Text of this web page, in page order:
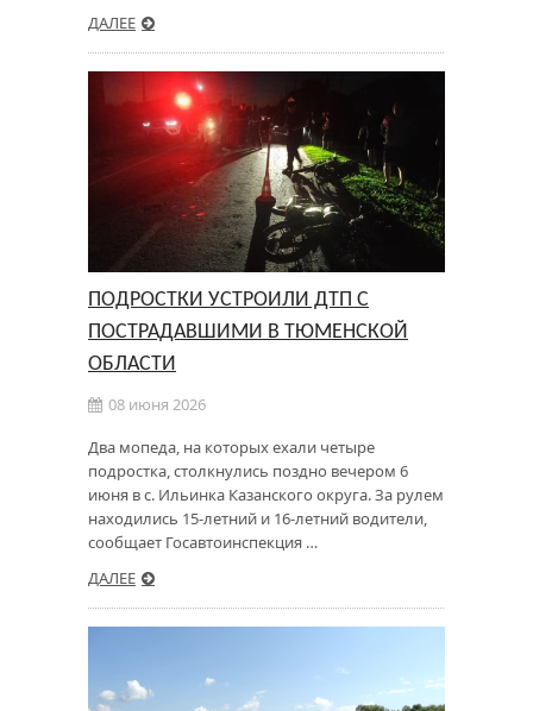
ДАЛЕЕ
ПОДРОСТКИ УСТРОИЛИ ДТП С
ПОСТРАДАВШИМИ В ТЮМЕНСКОЙ
ОБЛАСТИ
08 июня 2026
Два мопеда, на которых ехали четыре
подростка, столкнулись поздно вечером 6
июня в с. Ильинка Казанского округа. За рулем
находились 15-летний и 16-летний водители,
сообщает Госавтоинспекция …
ДАЛЕЕ